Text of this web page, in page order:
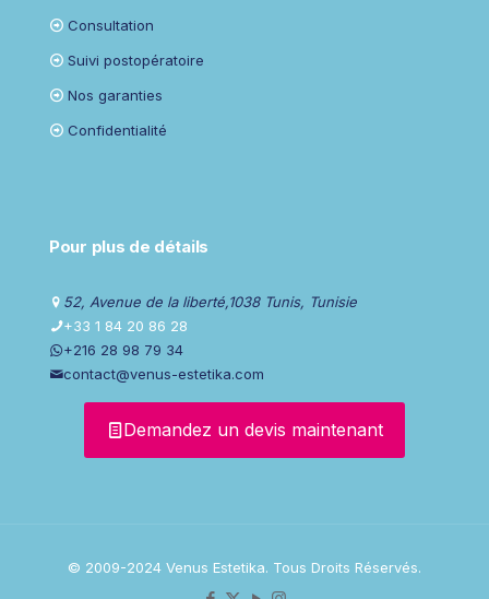
Consultation
Suivi postopératoire
Nos garanties
Confidentialité
Pour plus de détails
52, Avenue de la liberté,1038 Tunis, Tunisie
+33 1 84 20 86 28
+216 28 98 79 34
contact@venus-estetika.com
Demandez un devis maintenant
© 2009-2024 Venus Estetika. Tous Droits Réservés.